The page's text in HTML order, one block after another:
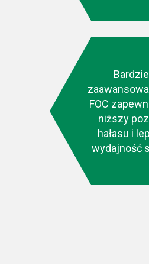
FOC
niższy
hałasu i
wydajność